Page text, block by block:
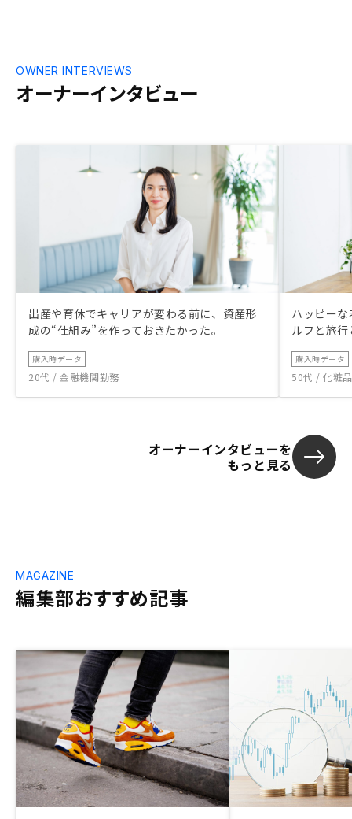
オーナーインタビュー
OWNER INTERVIEWS
出産や育休でキャリアが変わる前に、資産形
成の“仕組み”を作っておきたかった。
購入時データ
20代 / 金融機関勤務
ハッピー
ルフと旅
購入時データ
50代 / 化粧
オーナーインタビューを
もっと見る
編集部おすすめ記事
MAGAZINE